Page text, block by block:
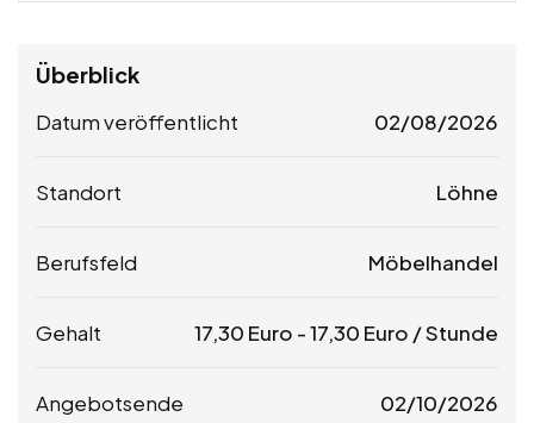
Überblick
Datum veröffentlicht 02/08/2026
Standort Löhne
Berufsfeld Möbelhandel
Gehalt 17,30 Euro -17,30 Euro / Stunde
Angebotsende 02/10/2026